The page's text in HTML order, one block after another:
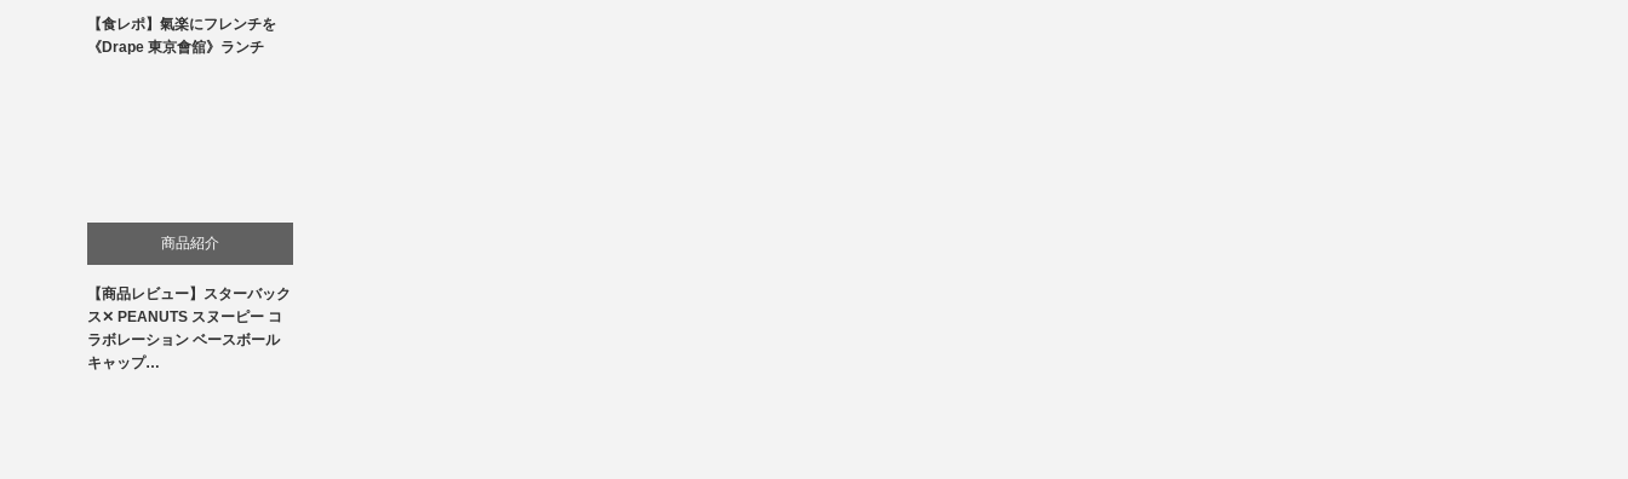
食べ物
【食レポ】氣楽にフレンチを
《Drape 東京會舘》ランチ
商品紹介
【商品レビュー】スターバック
ス✕ PEANUTS スヌーピー コ
ラボレーション ベースボール
キャップ…